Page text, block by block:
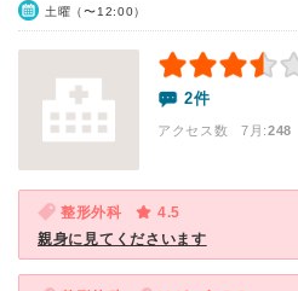
土曜（〜12:00）
2件
アクセス数 7月:248
整形外科
4.5
親身に見てくださいます